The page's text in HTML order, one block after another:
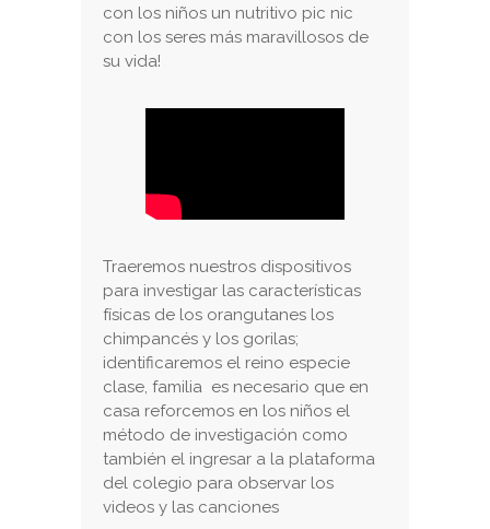
con los niños un nutritivo pic nic
con los seres más maravillosos de
su vida!
Traeremos nuestros dispositivos
para investigar las características
físicas de los orangutanes los
chimpancés y los gorilas;
identificaremos el reino especie
clase, familia es necesario que en
casa reforcemos en los niños el
método de investigación como
también el ingresar a la plataforma
del colegio para observar los
videos y las canciones